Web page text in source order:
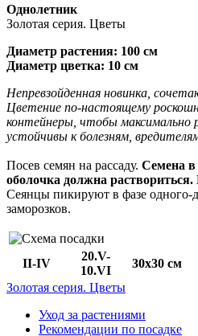
Однолетник
Золотая серия. Цветы
Диаметр растения: 100 см
Диаметр цветка: 10 см
Непревзойденная новинка,
Цветение по-настоящему
контейнеры, чтобы максимально
устойчивы к болезням,
Посев семян на рассаду. Семена в
оболочка должна
Сеянцы пикируют в фазе одного-
заморозков.
II-IV
20.V-
10.VI
30х30 см
Золотая серия. Цветы
Уход за растениями
Рекомендации по посадке